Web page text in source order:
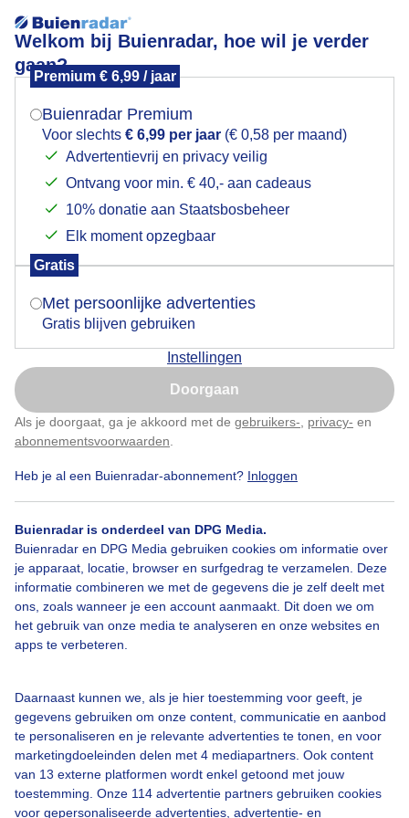
Welkom bij Buienradar, hoe wil je verder
gaan?
Premium € 6,99 / jaar
Buienradar Premium
Voor slechts € 6,99 per jaar (€ 0,58 per maand)
Advertentievrij en privacy veilig
Ontvang voor min. € 40,- aan cadeaus
10% donatie aan Staatsbosbeheer
Elk moment opzegbaar
Gratis
Met persoonlijke advertenties
Gratis blijven gebruiken
Instellingen
Doorgaan
Als je doorgaat, ga je akkoord met de gebruikers- privacy- en
abonnementsvoorwaarden
Heb je al een Buienradar-abonnement? Inloggen
Buienradar is onderdeel van DPG Media.
Buienradar en DPG Media gebruiken cookies om informatie over
je apparaat, locatie, browser en surfgedrag te verzamelen. Deze
informatie combineren we met de gegevens die je zelf deelt met
ons, zoals wanneer je een account aanmaakt. Dit doen we om
het gebruik van onze media te analyseren en onze websites en
apps te verbeteren.
Daarnaast kunnen we, als je hier toestemming voor geeft, je
gegevens gebruiken om onze content, communicatie en aanbod
te personaliseren en je relevante advertenties te tonen, en voor
marketingdoeleinden delen met 4 mediapartners. Ook content
van 13 externe platformen wordt enkel getoond met jouw
toestemming. Onze 114 advertentie partners gebruiken cookies
voor gepersonaliseerde advertenties, advertentie- en
katjes
Een moment geduld aub...
Populaire categorieën
Lente
Zomer
Over Buienradar
Bedrijfsgegevens
Veelgestelde vragen
Contact
Toegankelijkheid
Buienradar Team
Privacy beleid
Cookie beleid
Privacy instellingen
Mogen we je locatie gebruiken voor het
Indien je hier nog geen akkoord op hebt gegeven,
verschijnt er zo een pop-up uit je browser waarin
Is goed, toon de popup
Nu niet, misschien later
Klik hierom dit aan te passen